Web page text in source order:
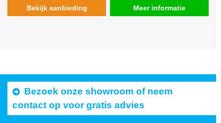
Bekijk aanbieding Meer informatie
Bezoek onze showroom of neem
contact op voor gratis advies